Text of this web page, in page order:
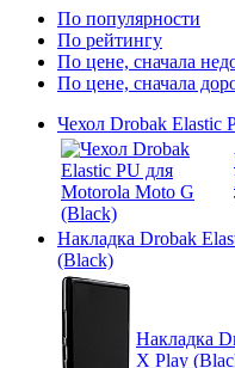
По популярности
По рейтингу
По цене, сначала
По цене, сначала
Чехол Drobak Elastic
Накладка Drobak
(Black)
Накладка
X Play